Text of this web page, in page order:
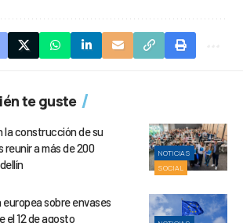
te guste
NOTICIAS
SOCIAL
la construcción de su
a más de 200
sobre envases
el 12 de agosto